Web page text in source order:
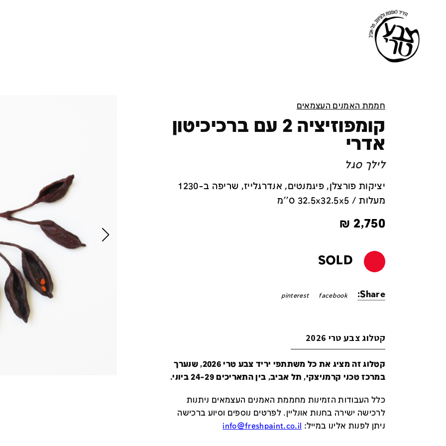
חממת האמנים העצמאים
קומפוזיציה 2 עם ברכיכיטון
אדרי
לילך סגל
יציקות פורצלן, פיגמנטים, אנדרגלייז, שריפה ב-1230
מעלות / 32.5x32.5x5 ס''מ
2,750
₪
SOLD
Share:
facebook
pinterest
קטלוג צבע טרי 2026
קטלוג זה מציג את כל משתתפי יריד צבע טרי 2026, שנערך
במרכז טכני קרמניצקי, תל אביב, בין התאריכים 24-29 ביוני.
כלל העבודות הזמינות מחממת האמנים העצמאים ניתנות
לרכישה ישירה בחנות אונליין.לפרטים נוספים וסיוע ברכישה
ניתן לפנות אלינו במייל:
info@freshpaint.co.il